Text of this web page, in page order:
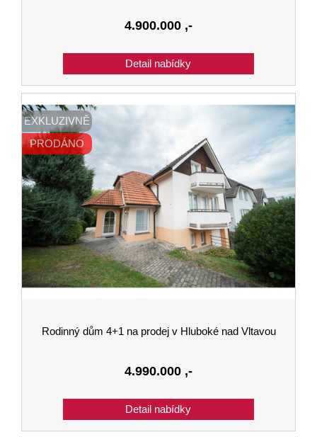
4.900.000 ,-
EXKLUZIVNĚ
PRODÁNO
Rodinný dům 4+1 na prodej v Hluboké nad Vltavou
4.990.000 ,-